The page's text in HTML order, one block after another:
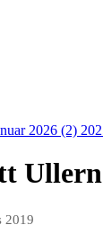
2026 (2)
2019